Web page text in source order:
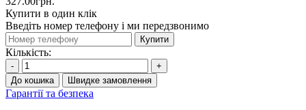
Купити в один клік
Введіть номер телефону і ми передзвонимо
Купити
Кількість:
-
+
До кошика
Швидке замовлення
Гарантії та безпека